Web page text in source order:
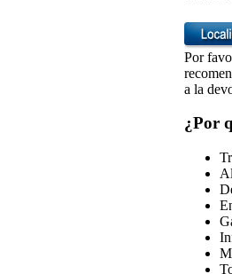
Por
a la
¿Por